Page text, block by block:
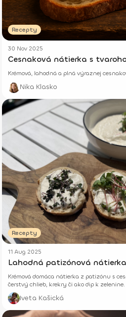
Recepty
30 Nov 2025
Cesnaková nátierka s
Krémová, lahodná a plná výraznej
Nika Klasko
Recepty
11 Aug 2025
Lahodná patizónová
Krémová domáca nátierka z patizónu s
čerstvý chlieb, krekry či ako dip k zelenine.
Iveta Kašická